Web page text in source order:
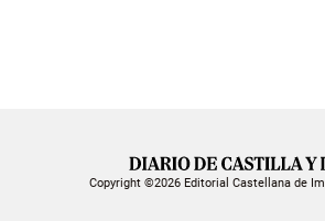
Copyright ©2026 Editorial Castellana de